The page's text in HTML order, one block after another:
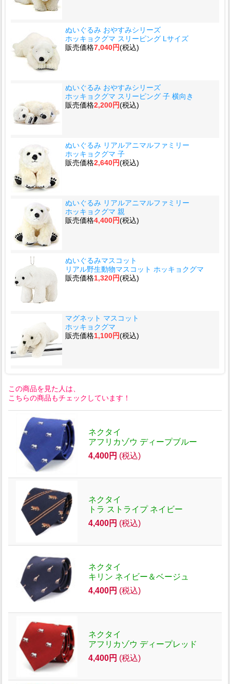
ぬいぐるみ おやすみシリーズ
ホッキョクグマ スリーピング Lサイズ
販売価格7,040円(税込)
ぬいぐるみ おやすみシリーズ
ホッキョクグマ スリーピング 子 横向き
販売価格2,200円(税込)
ぬいぐるみ リアルアニマルファミリー
ホッキョクグマ 子
販売価格2,640円(税込)
ぬいぐるみ リアルアニマルファミリー
ホッキョクグマ 親
販売価格4,400円(税込)
ぬいぐるみマスコット
リアル野生動物マスコット ホッキョクグマ
販売価格1,320円(税込)
マグネット マスコット
ホッキョクグマ
販売価格1,100円(税込)
この商品を見た人は、
こちらの商品もチェックしています！
ネクタイ
アフリカゾウ ディープブルー
4,400円 (税込)
ネクタイ
トラ ストライプ ネイビー
4,400円 (税込)
ネクタイ
キリン ネイビー＆ベージュ
4,400円 (税込)
ネクタイ
アフリカゾウ ディープレッド
4,400円 (税込)